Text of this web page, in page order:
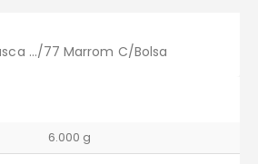
…/77 Marrom C/Bolsa
6.000 g